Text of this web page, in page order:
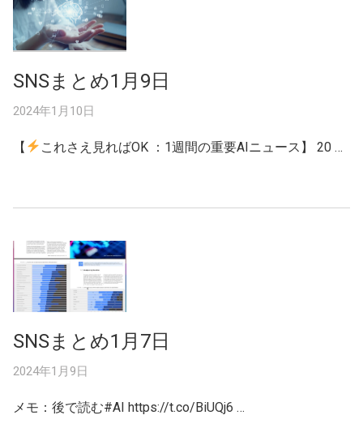
SNSまとめ1月9日
2024年1月10日
【 これさえ見ればOK ：1週間の重要AIニュース】 20 …
SNSまとめ1月7日
2024年1月9日
メモ：後で読む#AI https://t.co/BiUQj6 …